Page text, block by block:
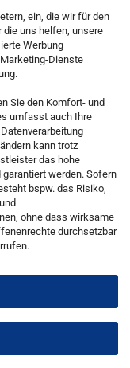
ein, die wir für den
die uns helfen, unsere
Werbung
Dienste
Sie den Komfort- und
umfasst auch Ihre
kann trotz
das hohe
werden. Sofern
bspw. das Risiko,
ohne dass wirksame
durchsetzbar